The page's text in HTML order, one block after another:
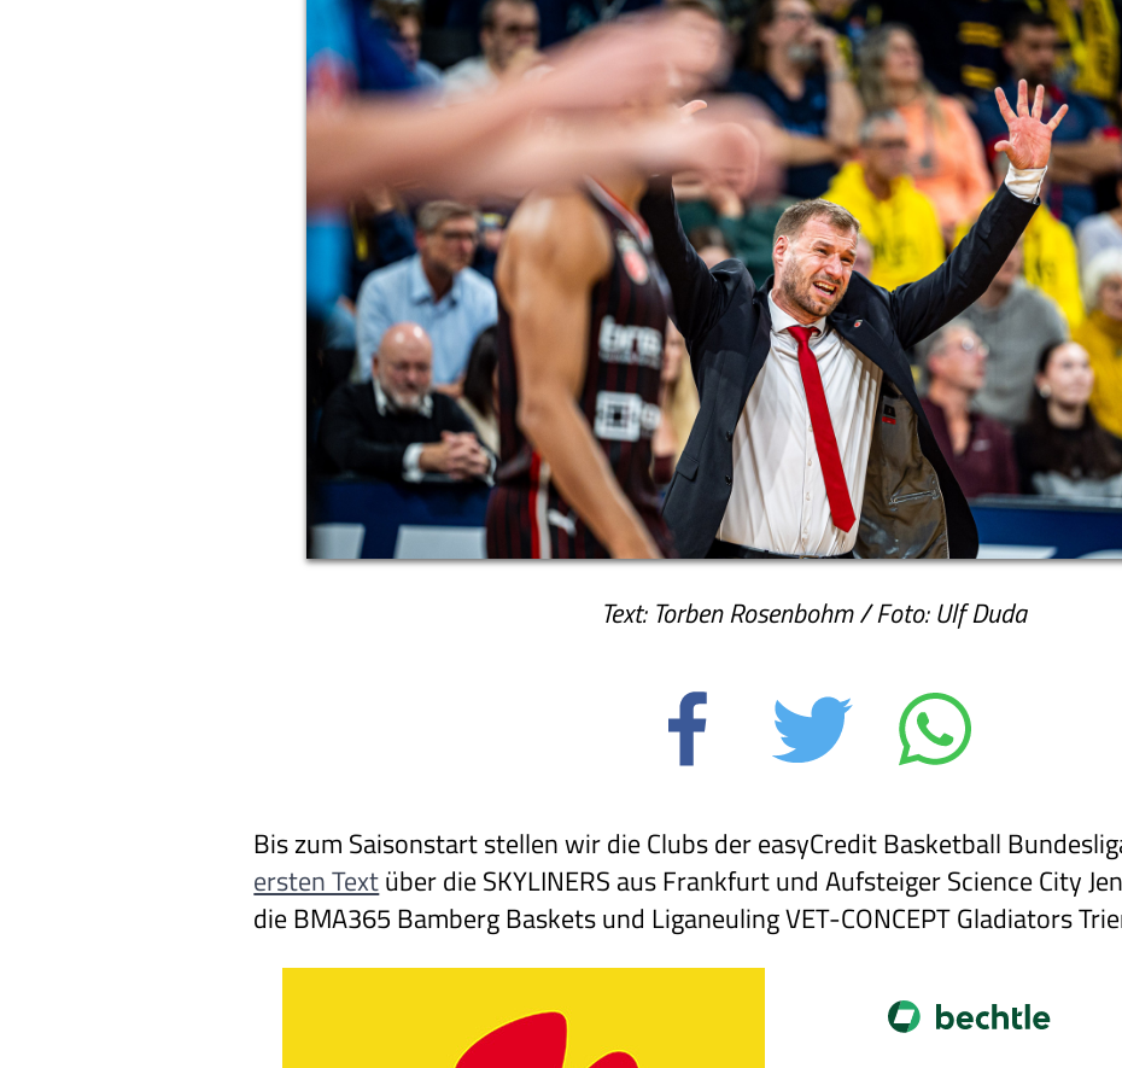
Text: Torben Rosenbohm / Foto: Ulf Duda
Bis zum Saisonstart stellen wir die Clubs der easyCredit Basketball
ersten Textüber die SKYLINERS aus Frankfurt und Aufsteiger Science City
die BMA365 Bamberg Baskets und Liganeuling VET-CONCEPT Gladiators